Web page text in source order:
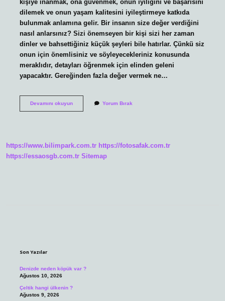
kişiye inanmak, ona güvenmek, onun iyiliğini ve başarısını
dilemek ve onun yaşam kalitesini iyileştirmeye katkıda
bulunmak anlamına gelir. Bir insanın size değer verdiğini
nasıl anlarsınız? Sizi önemseyen bir kişi sizi her zaman
dinler ve bahsettiğiniz küçük şeyleri bile hatırlar. Çünkü siz
onun için önemlisiniz ve söyleyecekleriniz konusunda
meraklıdır, detayları öğrenmek için elinden geleni
yapacaktır. Gereğinden fazla değer vermek ne…
Devamını okuyunİNsanlara
Yorum Bırak
https://www.bilimpark.com.tr https://fotosafak.com.tr
https://essaosgb.com.tr Sitemap
Son Yazılar
Denizde neden köpük var ?
Ağustos 10, 2026
Çeltik hangi ülkenin ?
Ağustos 9, 2026